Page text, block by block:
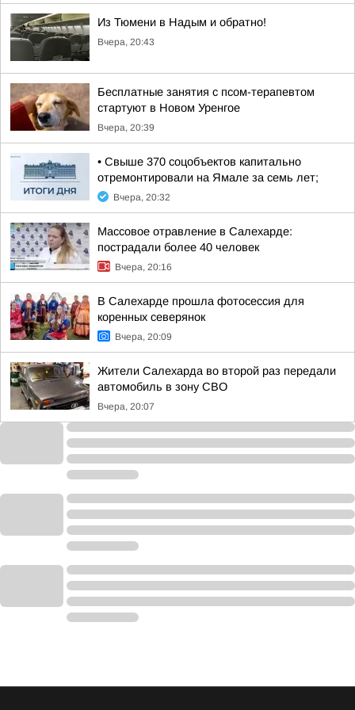
Из Тюмени в Надым и обратно!
Вчера, 20:43
Бесплатные занятия с псом-терапевтом
стартуют в Новом Уренгое
Вчера, 20:39
• Свыше 370 соцобъектов капитально
отремонтировали на Ямале за семь лет;
Вчера, 20:32
Массовое отравление в Салехарде:
пострадали более 40 человек
Вчера, 20:16
В Салехарде прошла фотосессия для
коренных северянок
Вчера, 20:09
Жители Салехарда во второй раз передали
автомобиль в зону СВО
Вчера, 20:07